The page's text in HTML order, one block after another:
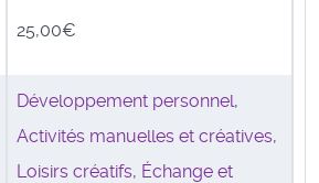
25,00€
Développement personnel,
Activités manuelles et créatives,
Loisirs créatifs, Échange et